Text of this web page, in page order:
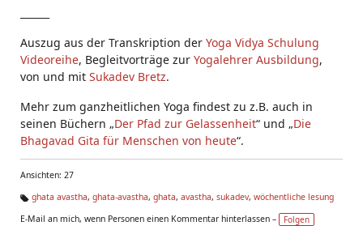
Auszug aus der Transkription der Yoga Vidya Schulung
Videoreihe, Begleitvorträge zur Yogalehrer Ausbildung,
von und mit Sukadev Bretz.
Mehr zum ganzheitlichen Yoga findest zu z.B. auch in
seinen Büchern „Der Pfad zur Gelassenheit“ und „Die
Bhagavad Gita für Menschen von heute“.
Ansichten: 27
g
ghata avastha, ghata-avastha, ghata, avastha, sukadev, wöchentliche lesung
E-Mail an mich, wenn Personen einen Kommentar hinterlassen –
Folgen